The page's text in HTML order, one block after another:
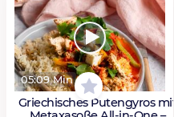
05:09 Min
Griechisches Putengyros mit